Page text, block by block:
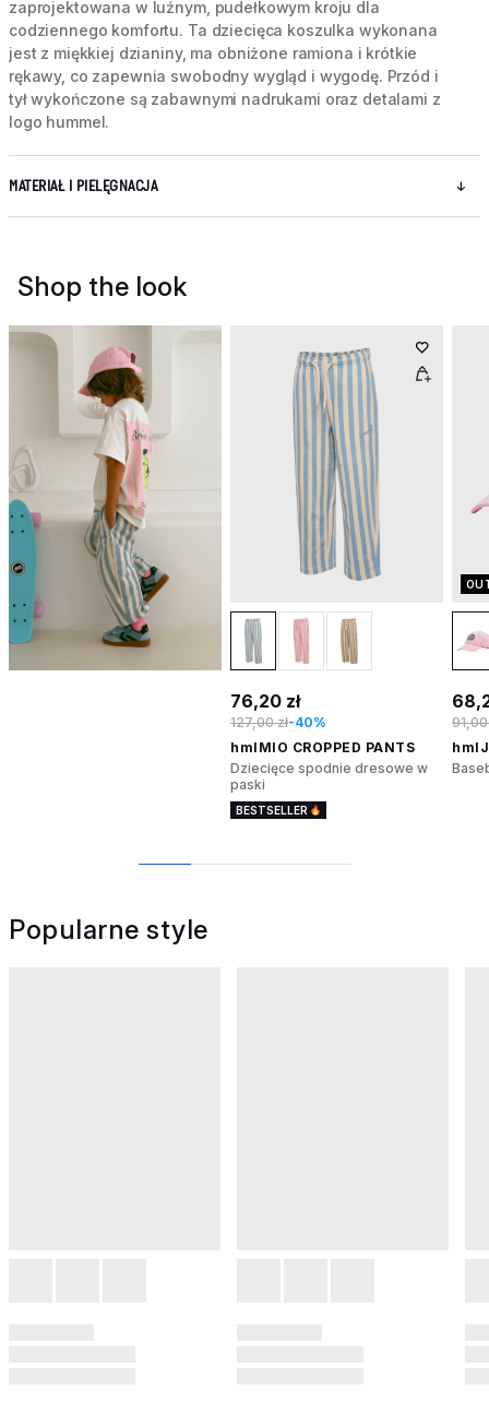
zaprojektowana w luźnym, pudełkowym kroju dla
codziennego komfortu. Ta dziecięca koszulka wykonana
jest z miękkiej dzianiny, ma obniżone ramiona i krótkie
rękawy, co zapewnia swobodny wygląd i wygodę. Przód i
tył wykończone są zabawnymi nadrukami oraz detalami z
logo hummel.
MATERIAŁ I PIELĘGNACJA
Shop the look
76,20 zł
127,00 zł-40%
hmlMIO CROPPED PANTS
Dziecięce spodnie dresowe w
paski
BESTSELLER
91,00
Popularne style